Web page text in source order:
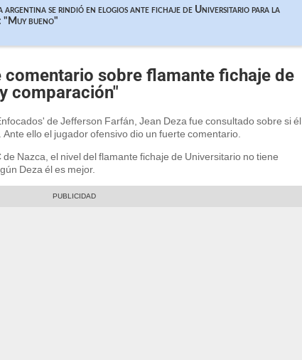
argentina se rindió en elogios ante fichaje de Universitario para la
"Muy bueno"
comentario sobre flamante fichaje de
comparación"
de Jefferson Farfán, Jean Deza fue consultado sobre si él
ello el jugador ofensivo dio un fuerte comentario.
Nazca, el nivel del flamante fichaje de Universitario no tiene
Deza él es mejor.